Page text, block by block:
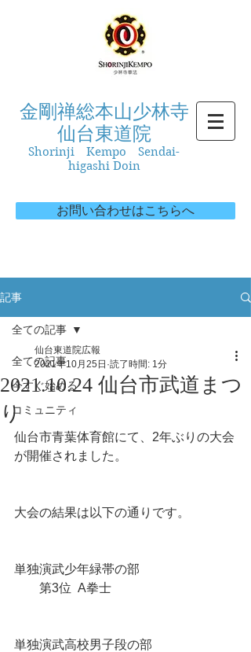
金剛禅総本山少林寺
仙台東道院
Shorinji Kempo Sendai-
higashi Doin
お問い合わせはこちらへ
記事
全ての記事
今すぐ始める
コミュニティ
全ての記事
2021.10.24 仙台市武道まつ
り
仙台東道院広報
2021年10月25日 読了時間: 1分
仙台市青葉体育館にて、2年ぶりの大会
が開催されました。
大会の結果は以下の通りです。
単独演武少年緑帯の部
第3位  A拳士
単独演武高校男子段の部